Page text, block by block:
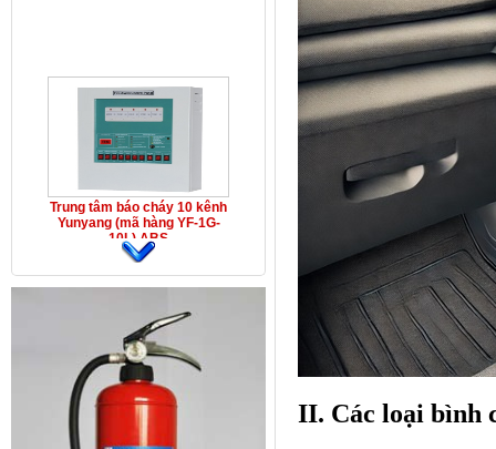
Trung tâm báo cháy 10 kênh
Yunyang (mã hàng YF-1G-
10L) ABS
II. Các loại bình